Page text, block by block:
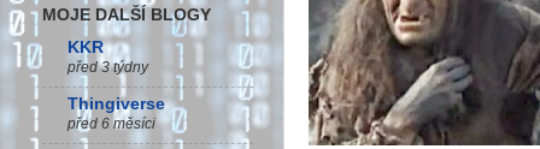
MOJE DALŠÍ BLOGY
KKR
před 3 týdny
Thingiverse
před 6 měsíci